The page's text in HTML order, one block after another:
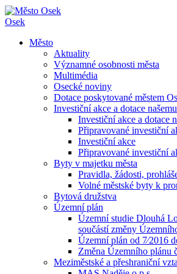
Osek
Město
Aktuality
Významné osobnosti města
Multimédia
Osecké noviny
Dotace poskytované městem
Investiční akce a dotace
Investiční akce a dotace
Připravované investiční
Investiční akce
Připravované investiční
Byty v majetku města
Pravidla, žádosti,
Volné městské byty k
Bytová družstva
Územní plán
Územní studie Dlouhá
součástí změny
Územní plán od 7⁄2016
Změna Územního plánu
Meziměstské a přeshraniční